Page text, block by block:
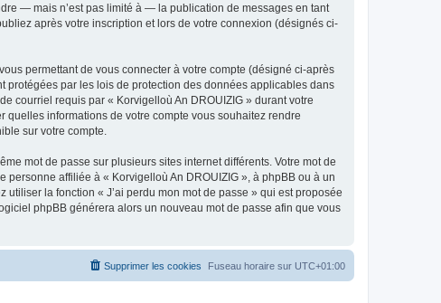
— mais n’est pas limité à — la publication de messages en tant
après votre inscription et lors de votre connexion (désignés ci-
permettant de vous connecter à votre compte (désigné ci-après
protégées par les lois de protection des données applicables dans
courriel requis par « Korvigelloù An DROUIZIG » durant votre
quelles informations de votre compte vous souhaitez rendre
sur votre compte.
mot de passe sur plusieurs sites internet différents. Votre mot de
affiliée à « Korvigelloù An DROUIZIG », à phpBB ou à un
la fonction « J’ai perdu mon mot de passe » qui est proposée
phpBB générera alors un nouveau mot de passe afin que vous
Fuseau horaire sur UTC+01:00
Supprimer les cookies